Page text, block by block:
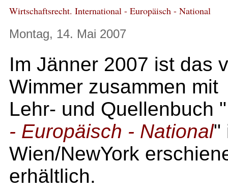
Wirtschaftsrecht. International - Europäisch - National
Montag, 14. Mai 2007
Im Jänner 2007 ist das
Wimmer zusammen
Lehr- und Quellenbuch "
- Europäisch - National"
Wien/NewYork
erhältlich.